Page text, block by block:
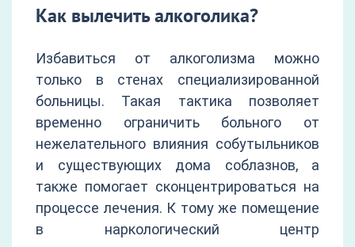
Как вылечить алкоголика?
Избавиться от алкоголизма можно
только в стенах специализированной
больницы. Такая тактика позволяет
временно ограничить больного от
нежелательного влияния собутыльников
и существующих дома соблазнов, а
также помогает сконцентрироваться на
процессе лечения. К тому же помещение
в наркологический центр